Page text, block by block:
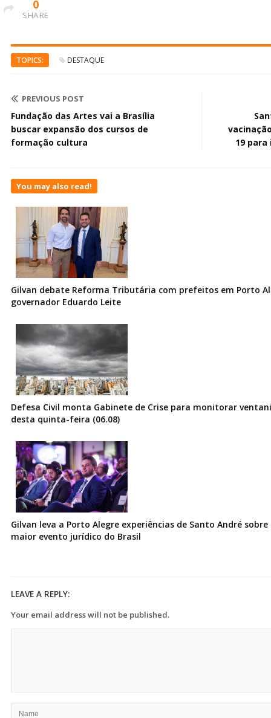
0
SHARE
TOPICS: DESTAQUE
PREVIOUS POST
Fundação das Artes vai a Brasília
buscar expansão dos cursos de
formação cultura
19 para
You may also read!
Gilvan debate Reforma Tributária com prefeitos em Porto
governador Eduardo Leite
Defesa Civil monta Gabinete de Crise para monitorar
desta quinta-feira (06.08)
Gilvan leva a Porto Alegre experiências de Santo André
maior evento jurídico do Brasil
LEAVE A REPLY:
Your email address will not be published.